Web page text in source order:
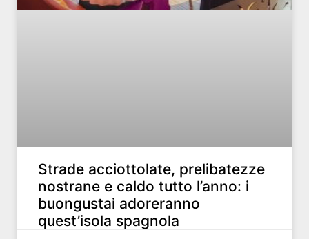
Strade acciottolate, prelibatezze
nostrane e caldo tutto l’anno: i
buongustai adoreranno
quest’isola spagnola